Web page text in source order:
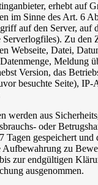
erhebt auf
im Sinne des Art. 6
auf den Server, auf
Serverlogfiles). Zu den
Webseite, Datei,
Meldung
Version, das
besuchte Seite), IP-
werden aus
oder
Tagen gespeichert und
Aufbewahrung zu
zur endgültigen
ausgenommen.